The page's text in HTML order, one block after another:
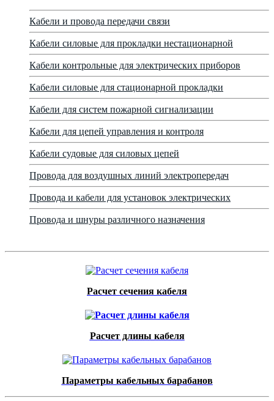
Кабели и провода передачи связи
Кабели силовые для прокладки нестационарной
Кабели контрольные для электрических приборов
Кабели силовые для стационарной прокладки
Кабели для систем пожарной сигнализации
Кабели для цепей управления и контроля
Кабели судовые для силовых цепей
Провода для воздушных линий электропередач
Провода и кабели для установок электрических
Провода и шнуры различного назначения
Расчет сечения кабеля
Расчет длины кабеля
Параметры кабельных барабанов